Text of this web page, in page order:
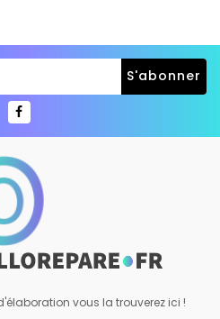
vous la trouverez ici !